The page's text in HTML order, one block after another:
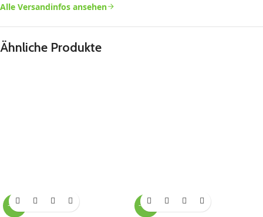
Alle Versandinfos ansehen
Ähnliche Produkte
-43% -40%